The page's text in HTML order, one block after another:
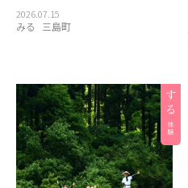
2026.07.15
みる 三島町